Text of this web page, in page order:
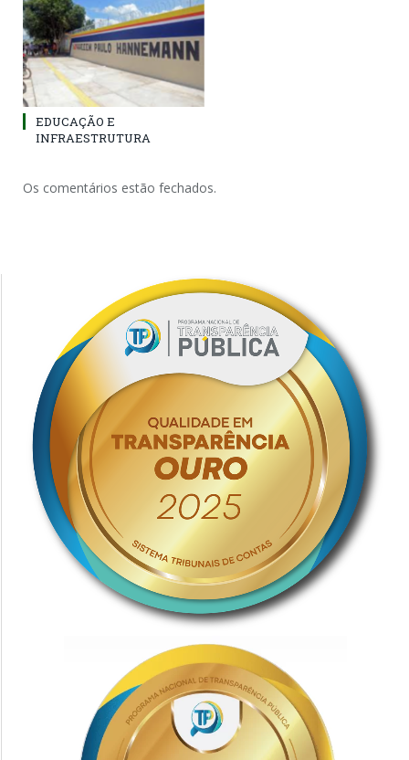
EDUCAÇÃO E
INFRAESTRUTURA
Os comentários estão fechados.